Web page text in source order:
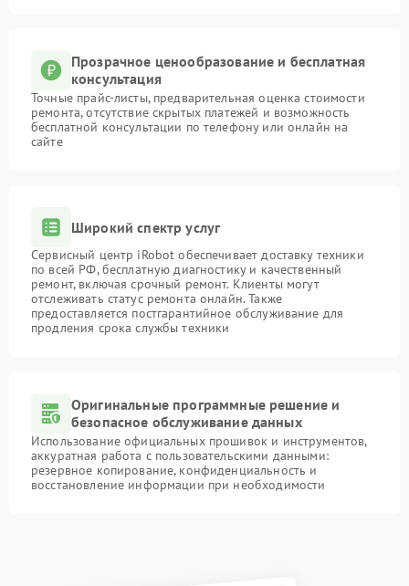
Прозрачное ценообразование и бесплатная
консультация
Точные прайс-листы, предварительная оценка стоимости
ремонта, отсутствие скрытых платежей и возможность
бесплатной консультации по телефону или онлайн на
сайте
Широкий спектр услуг
Сервисный центр iRobot обеспечивает доставку техники
по всей РФ, бесплатную диагностику и качественный
ремонт, включая срочный ремонт. Клиенты могут
отслеживать статус ремонта онлайн. Также
предоставляется постгарантийное обслуживание для
продления срока службы техники
Оригинальные программные решение и
безопасное обслуживание данных
Использование официальных прошивок и инструментов,
аккуратная работа с пользовательскими данными:
резервное копирование, конфиденциальность и
восстановление информации при необходимости